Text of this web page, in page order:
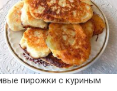
пирожки с куриным